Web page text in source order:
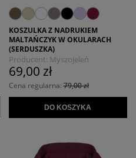
KOSZULKA Z NADRUKIEM
MALTAŃCZYK W OKULARACH
(SERDUSZKA)
Producent: Myszojeleń
69,00 zł
Cena regularna:79,00 zł
DO KOSZYKA